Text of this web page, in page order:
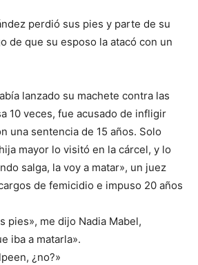
perdió sus pies y parte de su
de que su esposo la atacó con un
lanzado su machete contra las
10 veces, fue acusado de infligir
una sentencia de 15 años. Solo
mayor lo visitó en la cárcel, y lo
salga, la voy a matar», un juez
de femicidio e impuso 20 años
pies», me dijo Nadia Mabel,
iba a matarla».
¿no?»